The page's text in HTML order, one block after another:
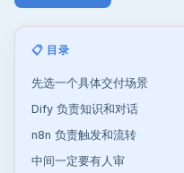
📋 目录
先选一个具体交付场景
Dify 负责知识和对话
n8n 负责触发和流转
中间一定要有人审